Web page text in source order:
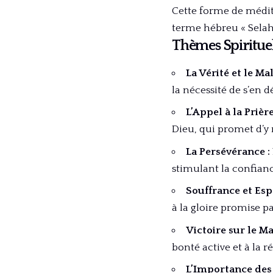
Cette forme de
terme hébreu «
Thèmes
La Vérité et le
la nécessité de s’en
L’Appel à la
Dieu, qui promet
La Persévérance :
stimulant la
Souffrance et
à la gloire promise
Victoire sur le
bonté active et à la
L’Importance